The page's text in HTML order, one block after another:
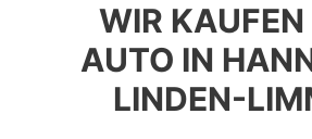
WIR KAUFEN
AUTO IN
LINDEN-